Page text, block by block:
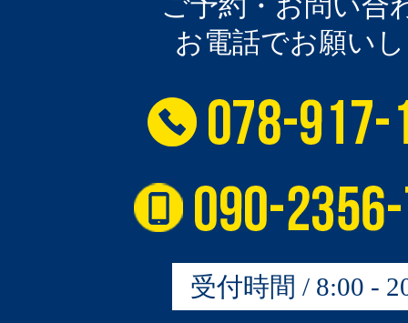
お電話でお願い
受付時間 / 8:00 -